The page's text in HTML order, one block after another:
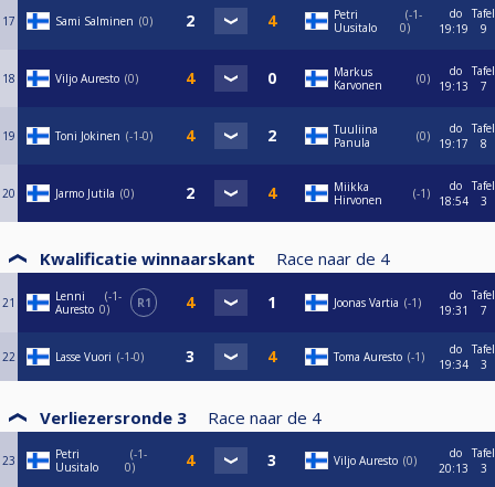
17 Sami Salminen 0
Petri
Uusitalo
-1-
0
do
19:19
Tafel
9
18 Viljo Auresto 0
Markus
Karvonen
0
do
19:13
Tafel
7
19 Toni Jokinen -1-0
Tuuliina
Panula
0
do
19:17
Tafel
8
20 Jarmo Jutila 0
Miikka
Hirvonen
-1
do
18:54
Tafel
3
Kwalificatie winnaarskant Race naar de 4
21
Lenni
Auresto
-1-
0
R1 Joonas Vartia -1
do
19:31
Tafel
7
22 Lasse Vuori -1-0 Toma Auresto -1
do
19:34
Tafel
3
Verliezersronde 3 Race naar de 4
23
Petri
Uusitalo
-1-
0
Viljo Auresto 0
do
20:13
Tafel
3